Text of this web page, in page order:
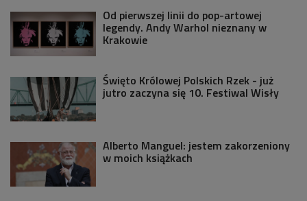
Od pierwszej linii do pop-artowej
legendy. Andy Warhol nieznany w
Krakowie
Święto Królowej Polskich Rzek - już
jutro zaczyna się 10. Festiwal Wisły
Alberto Manguel: jestem zakorzeniony
w moich książkach